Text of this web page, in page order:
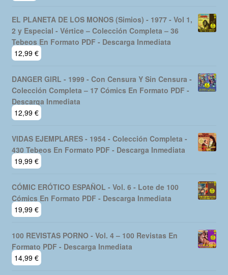
EL PLANETA DE LOS MONOS (Simios) - 1977 - Vol 1,
2 y Especial - Vértice – Colección Completa – 36
Tebeos En Formato PDF - Descarga Inmediata
12,99 €
DANGER GIRL - 1999 - Con Censura Y Sin Censura -
Colección Completa – 17 Cómics En Formato PDF -
Descarga Inmediata
12,99 €
VIDAS EJEMPLARES - 1954 - Colección Completa -
430 Tebeos En Formato PDF - Descarga Inmediata
19,99 €
CÓMIC ERÓTICO ESPAÑOL - Vol. 6 - Lote de 100
Cómics En Formato PDF - Descarga Inmediata
19,99 €
100 REVISTAS PORNO - Vol. 4 – 100 Revistas En
Formato PDF - Descarga Inmediata
14,99 €